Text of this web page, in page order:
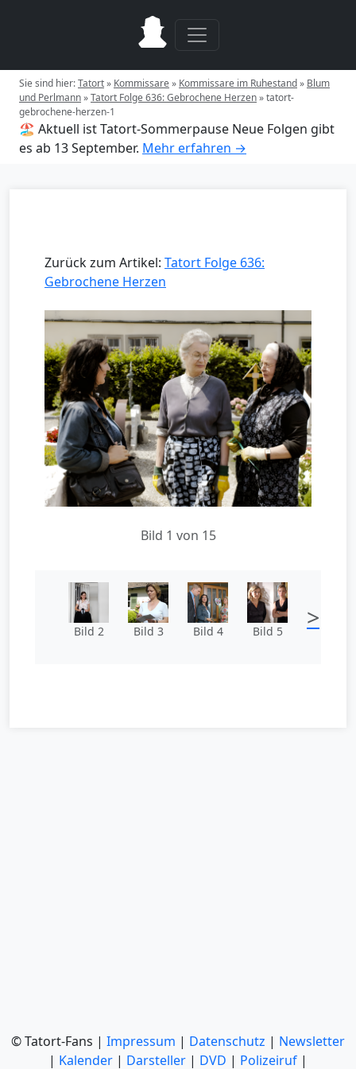
Sie sind hier:Tatort» Kommissare» Kommissare im Ruhestand» Blum
und Perlmann»Tatort Folge 636: Gebrochene Herzen»tatort-
gebrochene-herzen-1
🏖️ Aktuell ist Tatort-Sommerpause Neue Folgen gibt
es ab 13 September. Mehr erfahren →
Zurück zum Artikel: Tatort Folge 636:
Gebrochene Herzen
Bild 1 von 15
Bild 2 Bild 3 Bild 4 Bild 5 >
© Tatort-Fans | Impressum | Datenschutz | Newsletter
| Kalender | Darsteller | DVD | Polizeiruf |